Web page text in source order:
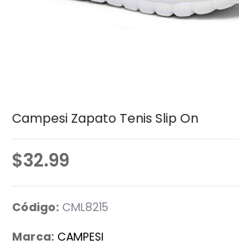
Campesi Zapato Tenis Slip On
$32.99
Código: CML8215
Marca: CAMPESI